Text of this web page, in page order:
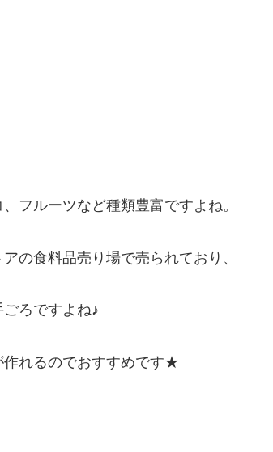
フルーツなど種類豊富ですよね。
の食料品売り場で売られており、
ろですよね♪
作れるのでおすすめです★